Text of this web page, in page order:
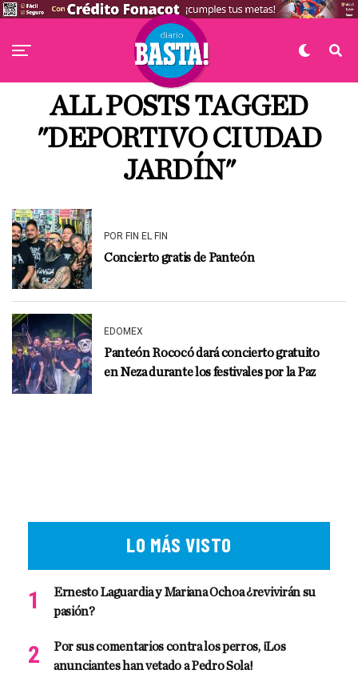
ALL POSTS TAGGED
"DEPORTIVO CIUDAD
JARDÍN"
POR FIN EL FIN
Concierto gratis de Panteón
EDOMEX
Panteón Rococó dará concierto gratuito
en Neza durante los festivales por la Paz
LO MÁS VISTO
Ernesto Laguardia y Mariana Ochoa ¿revivirán su
pasión?
Por sus comentarios contra los perros, ¡Los
anunciantes han vetado a Pedro Sola!